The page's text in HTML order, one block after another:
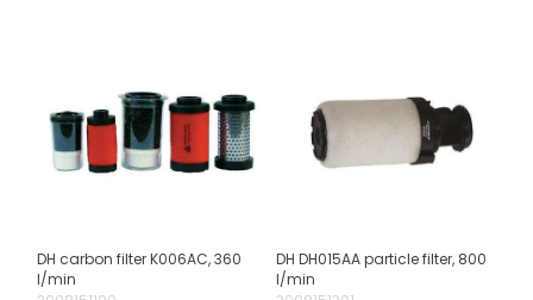
DH carbon filter K006AC, 360
l/min
DH DH015AA particle filter, 800
l/min